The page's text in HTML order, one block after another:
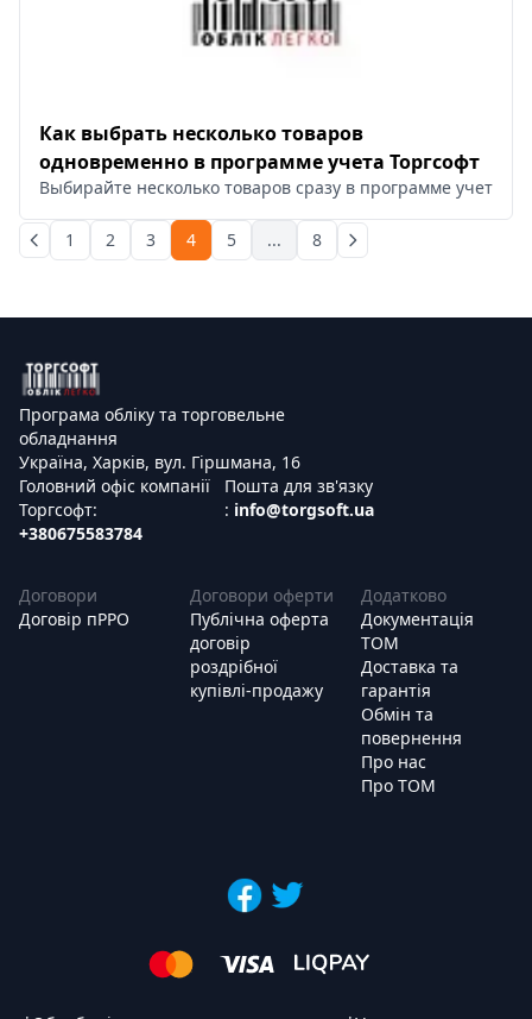
Как выбрать несколько товаров
одновременно в программе учета Торгсофт
Выбирайте несколько товаров сразу в программе учета
1 2 3 4 5 ... 8
Програма обліку та торговельне
обладнання
Україна, Харків, вул. Гіршмана, 16
Головний офіс компанії
Торгсофт:
+380675583784
Пошта для зв'язку
: info@torgsoft.ua
Договори
Договір пРРО
Договори оферти
Публічна оферта
договір
роздрібної
купівлі-продажу
Додатково
Документація
ТОМ
Доставка та
гарантія
Обмін та
повернення
Про нас
Про ТОМ